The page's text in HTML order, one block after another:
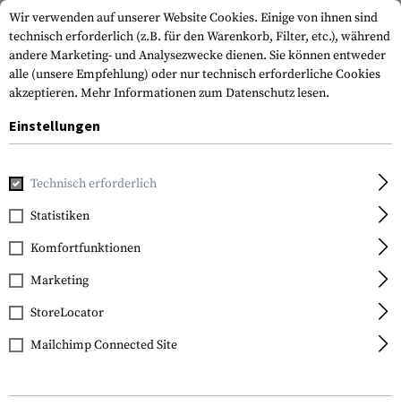
Home Tactical Gear
Source
Kangaroo 1L
Collapsible Canteen
Wir verwenden auf unserer Website Cookies. Einige von ihnen sind
technisch erforderlich (z.B. für den Warenkorb, Filter, etc.), während
andere Marketing- und Analysezwecke dienen. Sie können entweder
alle (unsere Empfehlung) oder nur technisch erforderliche Cookies
akzeptieren. Mehr Informationen zum Datenschutz lesen.
Einstellungen
Technisch erforderlich
Statistiken
Komfortfunktionen
Marketing
StoreLocator
Mailchimp Connected Site